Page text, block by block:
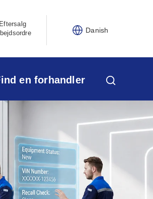
Eftersalg
Danish
en forhandler